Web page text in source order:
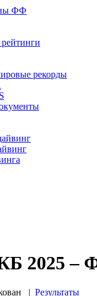
ФФ
рекорды
2025 –
| Результаты